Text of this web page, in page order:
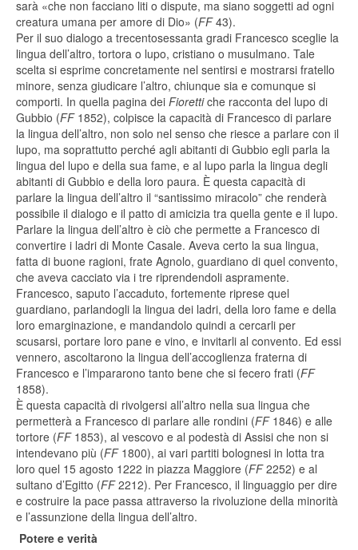
sarà «che non facciano liti o dispute, ma siano soggetti ad ogni
creatura umana per amore di Dio» (FF43).
Per il suo dialogo a trecentosessanta gradi Francesco sceglie la
lingua dell’altro, tortora o lupo, cristiano o musulmano. Tale
scelta si esprime concretamente nel sentirsi e mostrarsi fratello
minore, senza giudicare l’altro, chiunque sia e comunque si
comporti. In quella pagina dei Fiorettiche racconta del lupo di
Gubbio (FF1852), colpisce la capacità di Francesco di parlare
la lingua dell’altro, non solo nel senso che riesce a parlare con il
lupo, ma soprattutto perché agli abitanti di Gubbio egli parla la
lingua del lupo e della sua fame, e al lupo parla la lingua degli
abitanti di Gubbio e della loro paura. È questa capacità di
parlare la lingua dell’altro il “santissimo miracolo” che renderà
possibile il dialogo e il patto di amicizia tra quella gente e il lupo.
Parlare la lingua dell’altro è ciò che permette a Francesco di
convertire i ladri di Monte Casale. Aveva certo la sua lingua,
fatta di buone ragioni, frate Agnolo, guardiano di quel convento,
che aveva cacciato via i tre riprendendoli aspramente.
Francesco, saputo l’accaduto, fortemente riprese quel
guardiano, parlandogli la lingua dei ladri, della loro fame e della
loro emarginazione, e mandandolo quindi a cercarli per
scusarsi, portare loro pane e vino, e invitarli al convento. Ed essi
vennero, ascoltarono la lingua dell’accoglienza fraterna di
Francesco e l’impararono tanto bene che si fecero frati (FF
1858).
È questa capacità di rivolgersi all’altro nella sua lingua che
permetterà a Francesco di parlare alle rondini (FF1846) e alle
tortore (FF1853), al vescovo e al podestà di Assisi che non si
intendevano più (FF1800), ai vari partiti bolognesi in lotta tra
loro quel 15 agosto 1222 in piazza Maggiore (FF2252) e al
sultano d’Egitto (FF2212). Per Francesco, il linguaggio per dire
e costruire la pace passa attraverso la rivoluzione della minorità
e l’assunzione della lingua dell’altro.
Potere e verità